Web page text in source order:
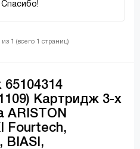
1 (всего 1 страниц)
65104314
Картридж 3-х
ARISTON
Fourtech,
BIASI,